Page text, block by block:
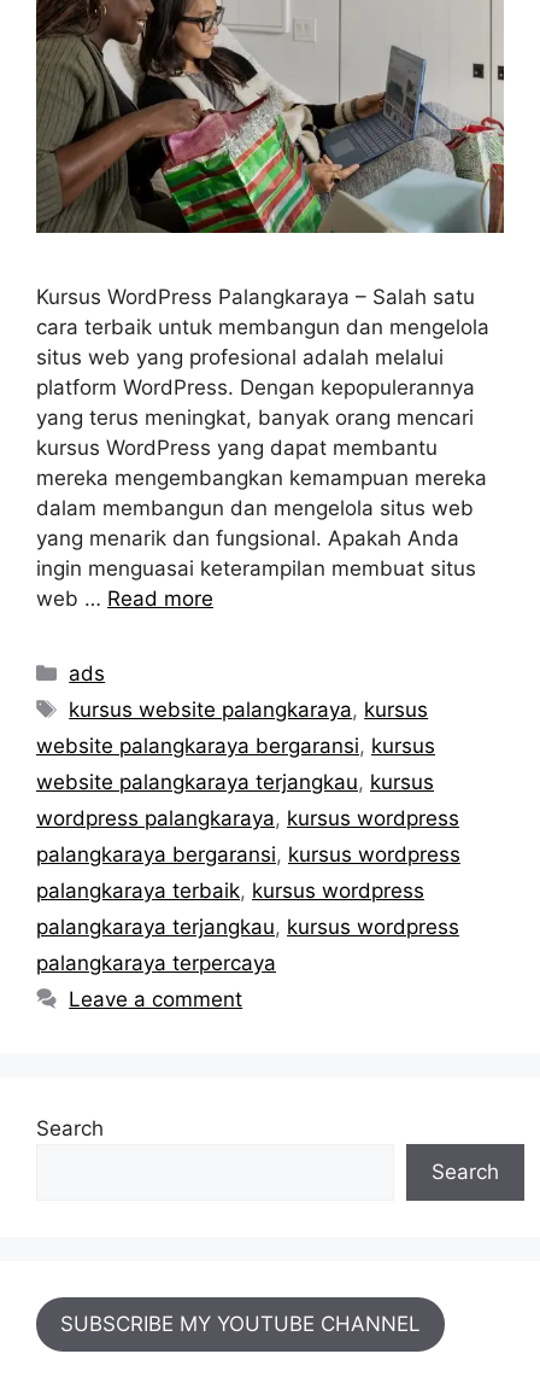
Kursus WordPress Palangkaraya – Salah satu
cara terbaik untuk membangun dan mengelola
situs web yang profesional adalah melalui
platform WordPress. Dengan kepopulerannya
yang terus meningkat, banyak orang mencari
kursus WordPress yang dapat membantu
mereka mengembangkan kemampuan mereka
dalam membangun dan mengelola situs web
yang menarik dan fungsional. Apakah Anda
ingin menguasai keterampilan membuat situs
web … Read more
Categories
ads
Tags
kursus website palangkaraya, kursus
website palangkaraya bergaransi, kursus
website palangkaraya terjangkau, kursus
wordpress palangkaraya, kursus wordpress
palangkaraya bergaransi, kursus wordpress
palangkaraya terbaik, kursus wordpress
palangkaraya terjangkau, kursus wordpress
palangkaraya terpercaya
Leave a comment
Search
Search
SUBSCRIBE MY YOUTUBE CHANNEL